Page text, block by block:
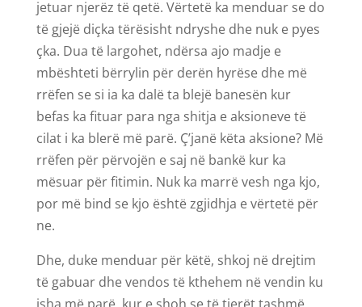
jetuar njerëz të qetë. Vërtetë ka menduar se do
të gjejë diçka tërësisht ndryshe dhe nuk e pyes
çka. Dua të largohet, ndërsa ajo madje e
mbështeti bërrylin për derën hyrëse dhe më
rrëfen se si ia ka dalë ta blejë banesën kur
befas ka fituar para nga shitja e aksioneve të
cilat i ka blerë më parë. Ç’janë këta aksione? Më
rrëfen për përvojën e saj në bankë kur ka
mësuar për fitimin. Nuk ka marrë vesh nga kjo,
por më bind se kjo është zgjidhja e vërtetë për
ne.
Dhe, duke menduar për këtë, shkoj në drejtim
të gabuar dhe vendos të kthehem në vendin ku